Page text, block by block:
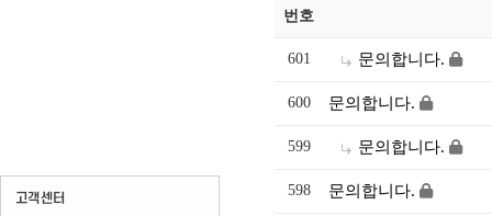
번호
601 문의합니다.
600 문의합니다.
599 문의합니다.
598 문의합니다.